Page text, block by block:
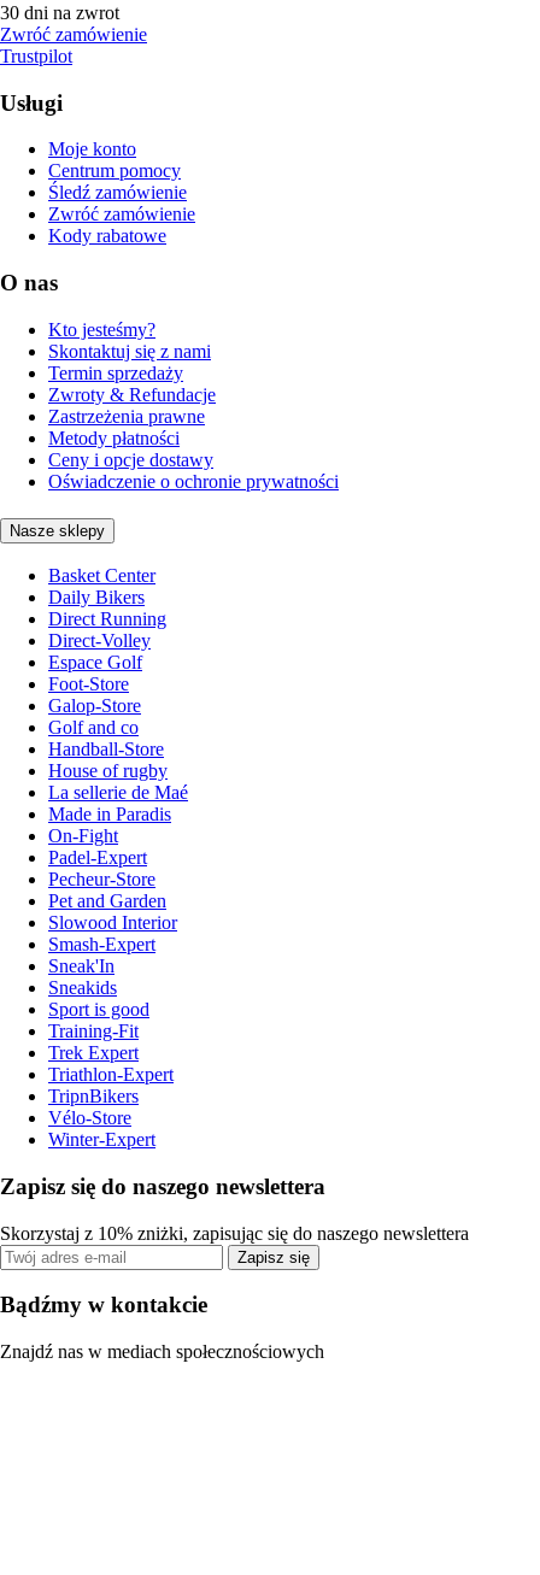
30 dni na zwrot
Zwróć zamówienie
Trustpilot
Usługi
Moje konto
Centrum pomocy
Śledź zamówienie
Zwróć zamówienie
Kody rabatowe
O nas
Kto jesteśmy?
Skontaktuj się z nami
Termin sprzedaży
Zwroty & Refundacje
Zastrzeżenia prawne
Metody płatności
Ceny i opcje dostawy
Oświadczenie o ochronie prywatności
Nasze sklepy
Basket Center
Daily Bikers
Direct Running
Direct-Volley
Espace Golf
Foot-Store
Galop-Store
Golf and co
Handball-Store
House of rugby
La sellerie de Maé
Made in Paradis
On-Fight
Padel-Expert
Pecheur-Store
Pet and Garden
Slowood Interior
Smash-Expert
Sneak'In
Sneakids
Sport is good
Training-Fit
Trek Expert
Triathlon-Expert
TripnBikers
Vélo-Store
Winter-Expert
Zapisz się do naszego newslettera
Skorzystaj z 10% zniżki, zapisując się do naszego newslettera
Zapisz się
Bądźmy w kontakcie
Znajdź nas w mediach społecznościowych